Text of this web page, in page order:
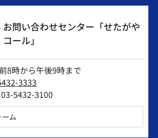
お問い合わせセンター「せたがや
コール」
8時から午後9時まで
3333
5432-3100
ム